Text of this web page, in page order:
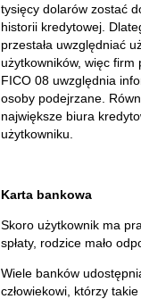
tysięcy dolarów zostać
historii kredytowej.
przestała uwzględniać
użytkowników, więc firm
FICO 08 uwzględnia
osoby podejrzane.
największe biura
użytkowniku.
Karta bankowa
Skoro użytkownik ma
spłaty, rodzice mało
Wiele banków
człowiekowi, którzy